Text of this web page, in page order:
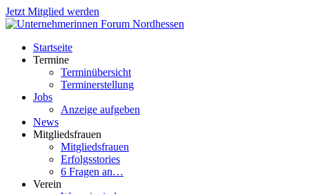
Jetzt Mitglied werden
Startseite
Termine
Terminübersicht
Terminerstellung
Jobs
Anzeige aufgeben
News
Mitgliedsfrauen
Mitgliedsfrauen
Erfolgsstories
6 Fragen an…
Verein